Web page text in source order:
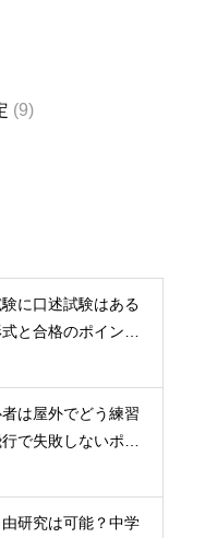
(9)
験に口述試験はある
と合格のポイント
者は屋外でどう練習
で失敗しないポイ
由研究は可能？中学